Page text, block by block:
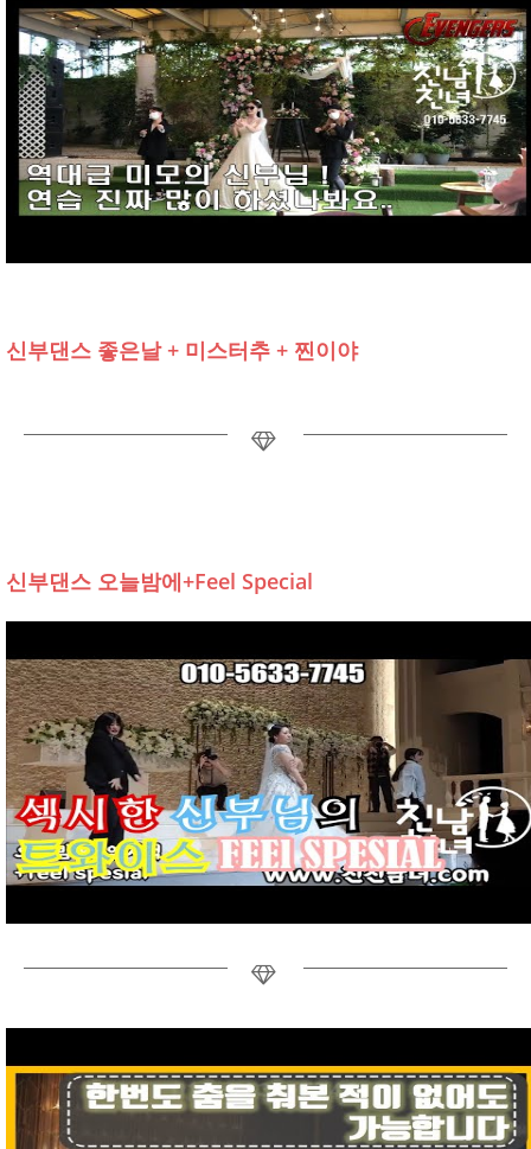
신부댄스 좋은날 + 미스터추 + 찐이야
신부댄스 오늘밤에+Feel Special